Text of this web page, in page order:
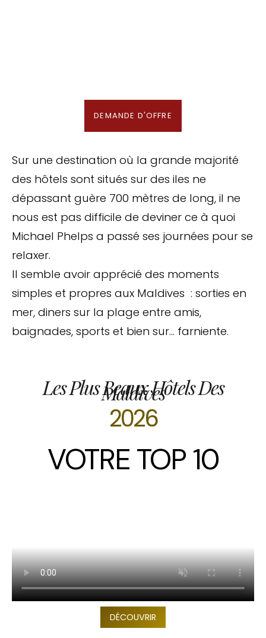
DEMANDE D'OFFRE
Sur une destination où la grande majorité
des hôtels sont situés sur des iles ne
dépassant guère 700 mètres de long, il ne
nous est pas difficile de deviner ce à quoi
Michael Phelps a passé ses journées pour se
relaxer.
Il semble avoir apprécié des moments
simples et propres aux Maldives : sorties en
mer, diners sur la plage entre amis,
baignades, sports et bien sur… farniente.
Les Plus Beaux Hôtels Des
Maldives
2026
VOTRE TOP 10
DÉCOUVRIR